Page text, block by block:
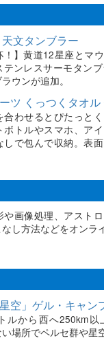
文タンブラー
！】黄道12星座とマ
テンレスサーモタン
ウンが追加。
ツ くっつくタオル
合わせるとぴたっと
ボトルやスマホ、ア
しで包んで収納。表
や画像処理、アスト
し方法などをオンラ
空」ゲル・キャン
ルから西へ250km以
場所でペルセ群や星